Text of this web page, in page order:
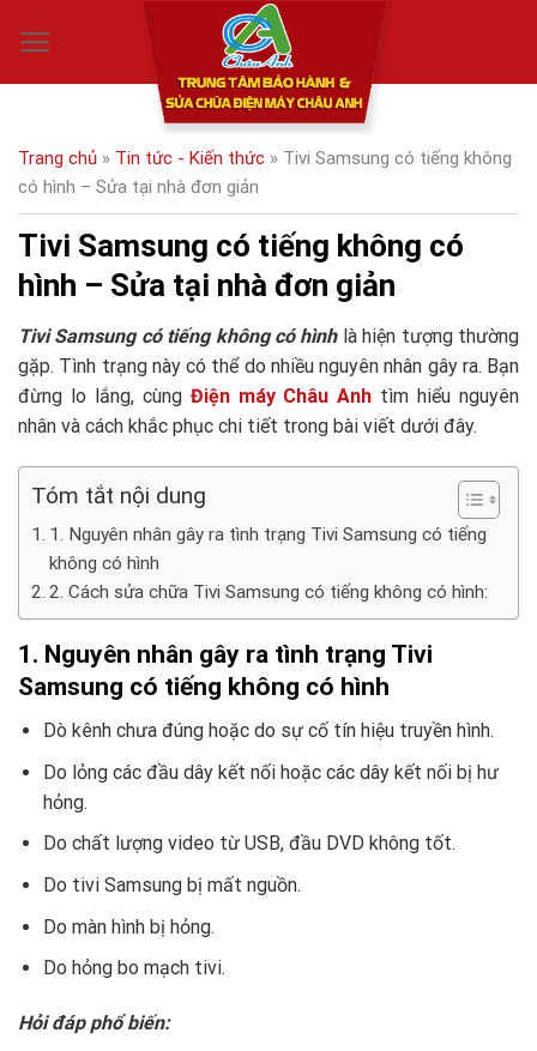
Trang chủ » Tin tức - Kiến thức » Tivi Samsung có tiếng không
có hình – Sửa tại nhà đơn giản
Tivi Samsung có tiếng không có
hình – Sửa tại nhà đơn giản
Tivi Samsung có tiếng không có hìnhlà hiện tượng thường
gặp. Tình trạng này có thể do nhiều nguyên nhân gây ra. Bạn
đừng lo lắng, cùng Điện máy Châu Anh tìm hiểu nguyên
nhân và cách khắc phục chi tiết trong bài viết dưới đây.
Tóm tắt nội dung
1. Nguyên nhân gây ra tình trạng Tivi Samsung có tiếng
không có hình
2. Cách sửa chữa Tivi Samsung có tiếng không có hình:
1. Nguyên nhân gây ra tình trạng Tivi
Samsung có tiếng không có hình
Dò kênh chưa đúng hoặc do sự cố tín hiệu truyền hình.
Do lỏng các đầu dây kết nối hoặc các dây kết nối bị hư
hỏng.
Do chất lượng video từ USB, đầu DVD không tốt.
Do tivi Samsung bị mất nguồn.
Do màn hình bị hỏng.
Do hỏng bo mạch tivi.
Hỏi đáp phổ biến: